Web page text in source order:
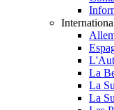
La
La
La